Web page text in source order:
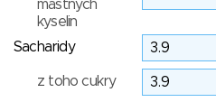
mastných
kyselin
Sacharidy
z toho cukry